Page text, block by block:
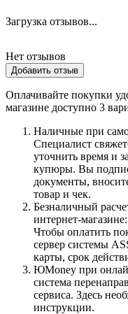
Загрузка отзывов...
Нет отзывов
Добавить отзыв
Оплачивайте покупки
магазине доступно 3
Наличные при
Специалист
уточнить время и
купюры. Вы
документы,
товар и чек.
Безналичный
интернет-
Чтобы оплатить
сервер системы
карты, срок
ЮMoney при
система
сервиса. Здесь
инструкции.